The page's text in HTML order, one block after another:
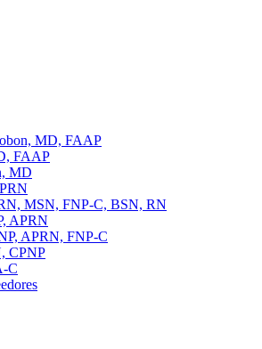
MD, FAAP
FAAP
MD
MSN, FNP-C, BSN, RN
APRN
APRN, FNP-C
CPNP
C